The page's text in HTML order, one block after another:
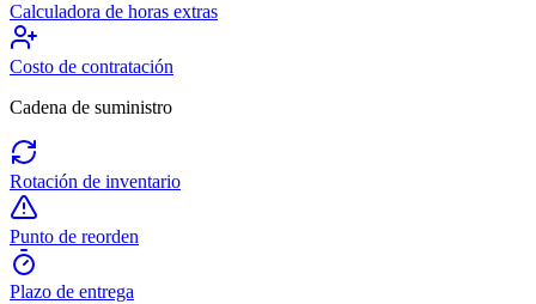
Calculadora de horas extras
Costo de contratación
Cadena de suministro
Rotación de inventario
Punto de reorden
Plazo de entrega